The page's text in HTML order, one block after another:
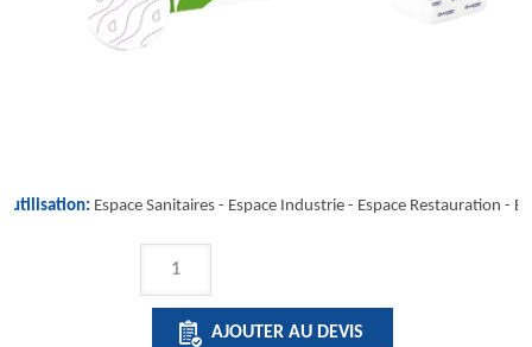
Espace Sanitaires - Espace Industrie- Espace Restauration -
QUANTITÉ
AJOUTER AU DEVIS